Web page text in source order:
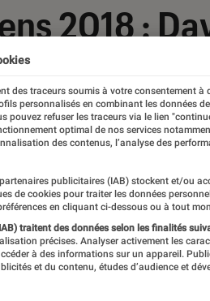
2018 :
la paix
des traceurs soumis à votre consentement
personnalisés en combinant les données
pouvez refuser les traceurs via le lien
optimal de nos services
des contenus, l’analyse des
partenaires publicitaires (IAB) stockent et/ou
de cookies pour traiter les données
en cliquant ci-dessous ou à tout
traitent des données selon les finalités
précises. Analyser activement les
à des informations sur un appareil.
et du contenu, études d’audience et